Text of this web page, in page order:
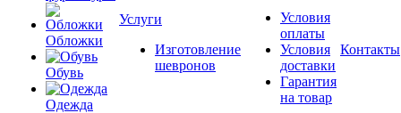
Обложки
Обувь
Одежда
Услуги
Изготовление
шевронов
Условия
оплаты
Условия
доставки
Гарантия
на товар
Контакты